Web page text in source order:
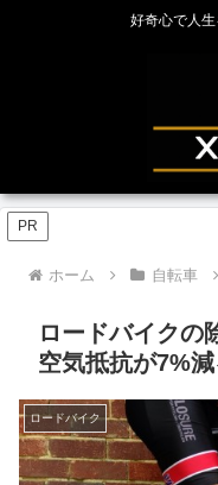
好奇心で人
PR
ホーム 自転車
ロードバイクの
空気抵抗が7%
ロードバイク